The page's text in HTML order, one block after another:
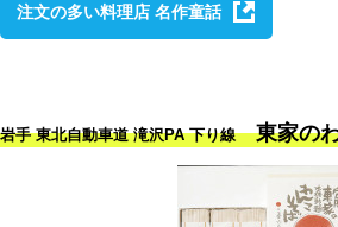
注文の多い料理店 名作童話
岩手 東北自動車道 滝沢PA 下り線東家の